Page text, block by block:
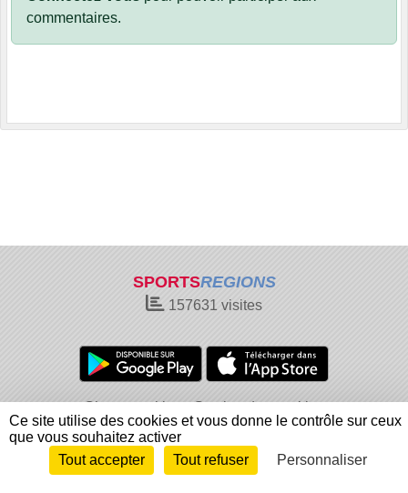
commentaires.
SPORTSREGIONS
157631 visites
Charte cookies
Gestion des cookies
Informations légales
Signaler un contenu inapproprié
Envie de participer ? Connexion
Ce site utilise des cookies et vous donne le contrôle sur ceux
que vous souhaitez activer
Tout accepter
Tout refuser Personnaliser